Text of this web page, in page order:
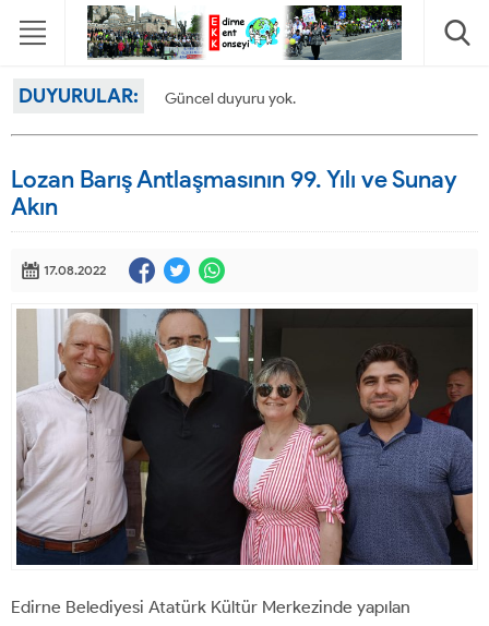
DUYURULAR: Güncel duyuru yok.
Lozan Barış Antlaşmasının 99. Yılı ve Sunay
Akın
17.08.2022
Edirne Belediyesi Atatürk Kültür Merkezinde yapılan